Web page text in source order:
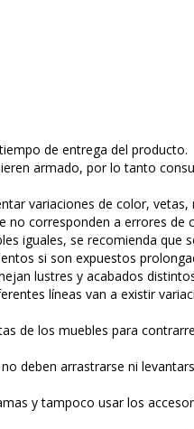
de entrega del producto.
armado, por lo tanto
variaciones de color, vetas,
no corresponden a errores de
iguales, se recomienda que
si son expuestos
lustres y acabados
líneas van a existir
de los muebles para
deben arrastrarse ni
y tampoco usar los